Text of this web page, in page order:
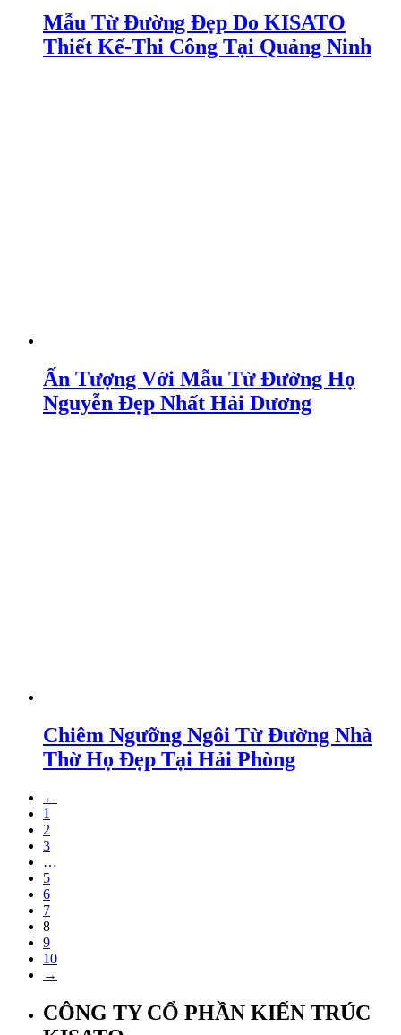
Mẫu Từ Đường Đẹp Do KISATO
Thiết Kế-Thi Công Tại Quảng Ninh
Ấn Tượng Với Mẫu Từ Đường Họ
Nguyễn Đẹp Nhất Hải Dương
Chiêm Ngưỡng Ngôi Từ Đường Nhà
Thờ Họ Đẹp Tại Hải Phòng
←
1
2
3
…
5
6
7
8
9
10
→
CÔNG TY CỔ PHẦN KIẾN TRÚC